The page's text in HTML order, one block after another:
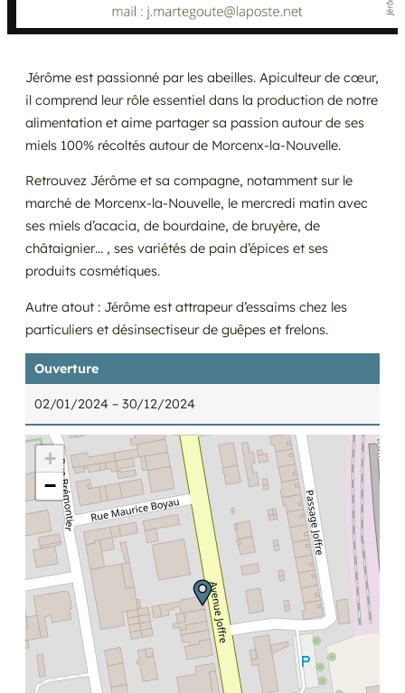
Jérôme est passionné par les abeilles. Apiculteur de cœur,
il comprend leur rôle essentiel dans la production de notre
alimentation et aime partager sa passion autour de ses
miels 100% récoltés autour de Morcenx-la-Nouvelle.
Retrouvez Jérôme et sa compagne, notamment sur le
marché de Morcenx-la-Nouvelle, le mercredi matin avec
ses miels d’acacia, de bourdaine, de bruyère, de
châtaignier… , ses variétés de pain d’épices et ses
produits cosmétiques.
Autre atout : Jérôme est attrapeur d’essaims chez les
particuliers et désinsectiseur de guêpes et frelons.
Ouverture
02/01/2024 – 30/12/2024
+
−